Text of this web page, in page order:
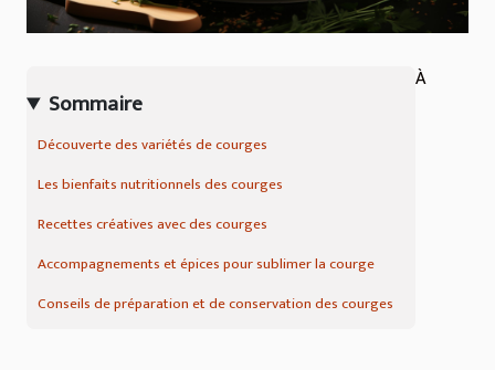
Sommaire
Découverte des variétés de courges
Les bienfaits nutritionnels des courges
Recettes créatives avec des courges
Accompagnements et épices pour sublimer la courge
Conseils de préparation et de conservation des courges
À